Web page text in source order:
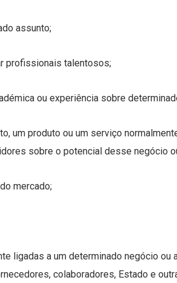
assunto;
profissionais talentosos;
ou experiência sobre
um produto ou um serviço
sobre o potencial desse negócio
mercado;
ligadas a um determinado negócio ou
colaboradores, Estado e